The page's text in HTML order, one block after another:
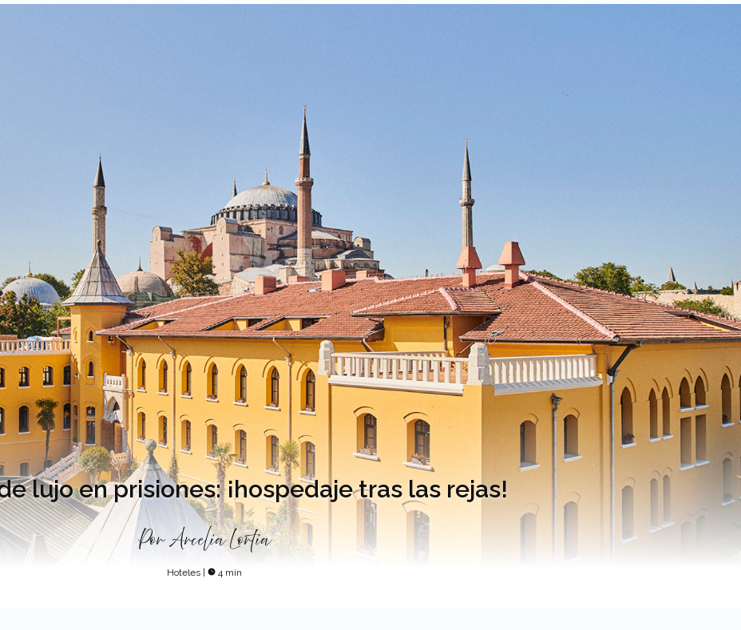
lujo en prisiones: ¡hospedaje tras las rejas!
Por Arcelia Lortia
Hoteles 4 min